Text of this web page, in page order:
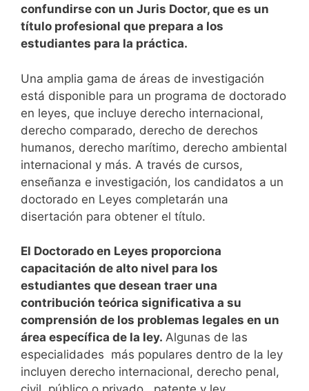
confundirse con un Juris Doctor, que es un
título profesional que prepara a los
estudiantes para la práctica.
Una amplia gama de áreas de investigación
está disponible para un programa de doctorado
en leyes, que incluye derecho internacional,
derecho comparado, derecho de derechos
humanos, derecho marítimo, derecho ambiental
internacional y más. A través de cursos,
enseñanza e investigación, los candidatos a un
doctorado en Leyes completarán una
disertación para obtener el título.
El Doctorado en Leyes proporciona
capacitación de alto nivel para los
estudiantes que desean traer una
contribución teórica significativa a su
comprensión de los problemas legales en un
área específica de la ley. Algunas de las
especialidades más populares dentro de la ley
incluyen derecho internacional, derecho penal,